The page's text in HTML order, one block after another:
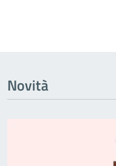
Novità